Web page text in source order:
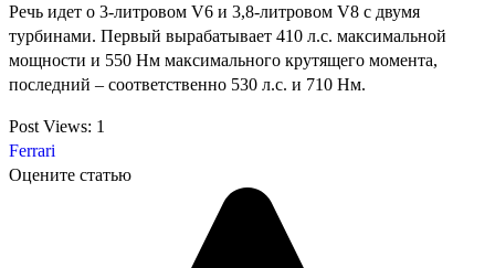
Речь идет о 3-литровом V6 и 3,8-литровом V8 с двумя
турбинами. Первый вырабатывает 410 л.с. максимальной
мощности и 550 Нм максимального крутящего момента,
последний – соответственно 530 л.с. и 710 Нм.
Post Views: 1
Ferrari
Оцените статью